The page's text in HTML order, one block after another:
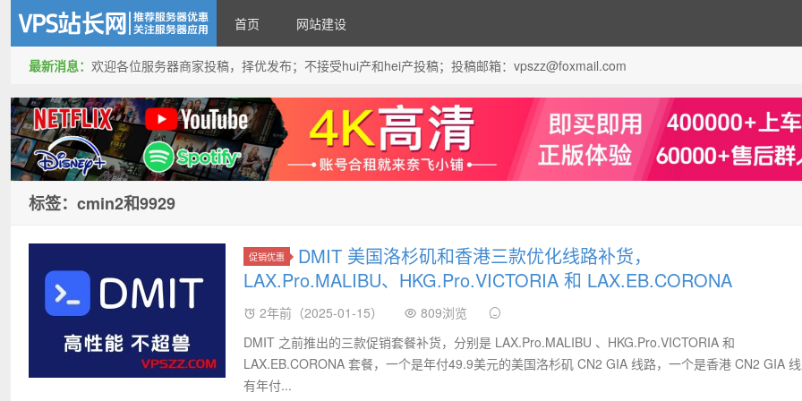
VPS站长网
首页 网站建设
最新消息： 欢迎各位服务器商家投稿，择优发布；不接受hui产和hei产投稿；投稿邮箱：vpszz@foxmail.com
标签：cmin2和9929
促销优惠
DMIT 美国洛杉矶和香港三款优化线路补货，
LAX.Pro.MALIBU、HKG.Pro.VICTORIA 和 LAX.EB.CORONA
2年前（2025-01-15）
809浏览
DMIT 之前推出的三款促销套餐补货，分别是 LAX.Pro.MALIBU 、HKG.Pro.VICTORIA 和
LAX.EB.CORONA 套餐，一个是年付49.9美元的美国洛杉矶 CN2 GIA 线路，一个是香港 CN2 GIA
有年付...